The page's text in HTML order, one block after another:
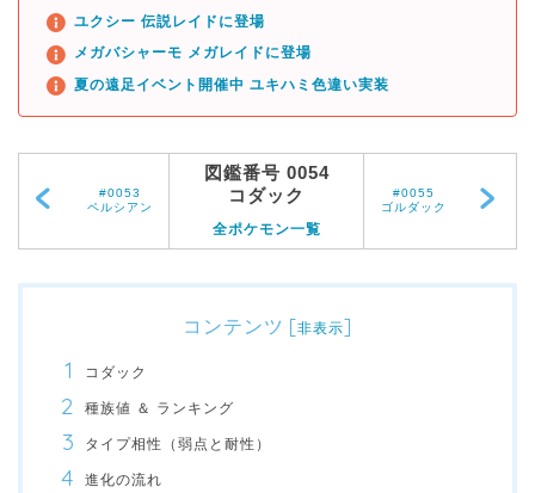
ユクシー 伝説レイドに登場
メガバシャーモ メガレイドに登場
夏の遠足イベント開催中 ユキハミ色違い実装
#0053
ペルシアン
図鑑番号 0054
コダック
全ポケモン一覧
#0055
ゴルダック
コンテンツ [非表示]
コダック
種族値 ＆ ランキング
タイプ相性（弱点と耐性）
進化の流れ